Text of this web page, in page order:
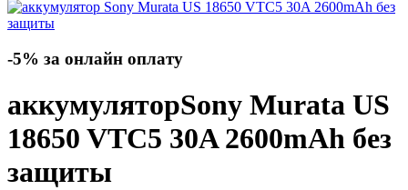
-5% за онлайн оплату
аккумуляторSony Murata US
18650 VTC5 30A 2600mAh без
защиты